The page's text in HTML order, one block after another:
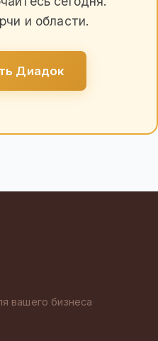
и области.
Диадок
вашего бизнеса